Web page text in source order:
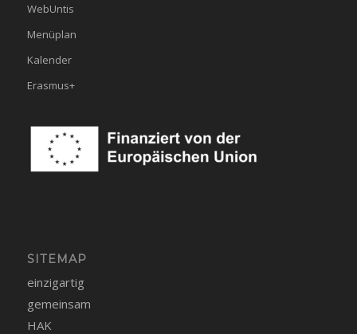
WebUntis
Menüplan
Kalender
Erasmus+
SITEMAP
einzigartig
gemeinsam
HAK